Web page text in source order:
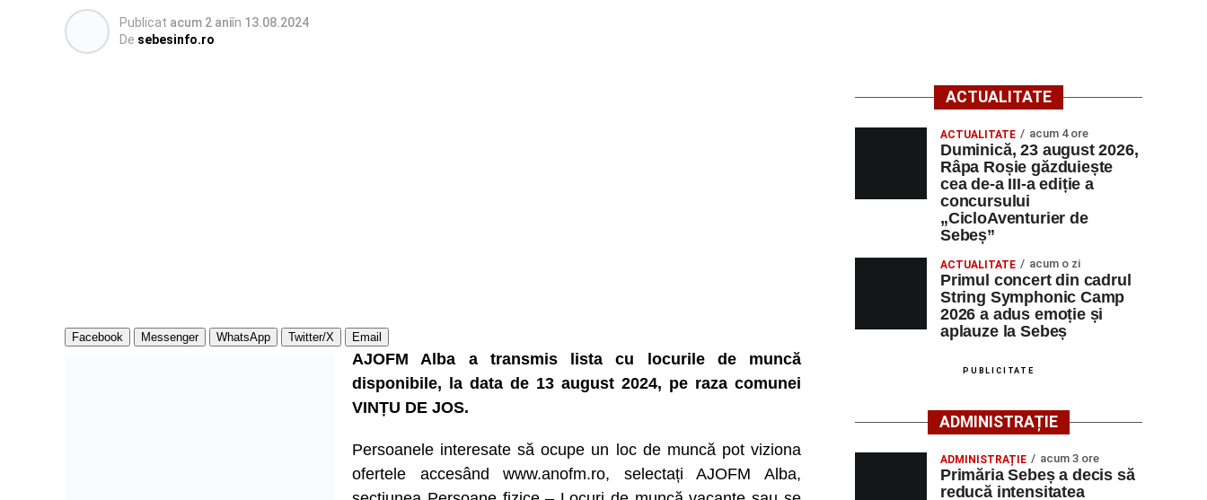
Publicat acum 2 aniîn 13.08.2024
De sebesinfo.ro
Facebook Messenger WhatsApp Twitter/X Email
AJOFM Alba a transmis lista cu locurile de muncă
disponibile, la data de 13 august 2024, pe raza comunei
VINȚU DE JOS.
Persoanele interesate să ocupe un loc de muncă pot viziona
ofertele accesând www.anofm.ro, selectați AJOFM Alba,
ACTUALITATE
ACTUALITATE acum 4 ore
Duminică, 23 august 2026,
Râpa Roșie găzduiește
cea de-a III-a ediție a
concursului
„CicloAventurier de
Sebeș”
ACTUALITATE acum o zi
Primul concert din cadrul
String Symphonic Camp
2026 a adus emoție și
aplauze la Sebeș
PUBLICITATE
ADMINISTRAȚIE
ADMINISTRAȚIE acum 3 ore
Primăria Sebeș a decis să
reducă intensitatea